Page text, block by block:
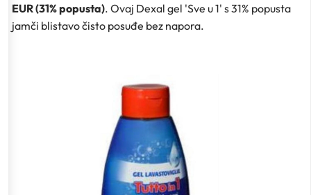
EUR (31% popusta). Ovaj Dexal gel 'Sve u 1' s 31% popusta
jamči blistavo čisto posuđe bez napora.